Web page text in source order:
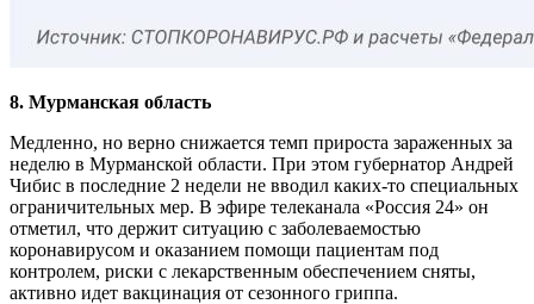
8. Мурманская область
Медленно, но верно снижается темп прироста зараженных за
неделю в Мурманской области. При этом губернатор Андрей
Чибис в последние 2 недели не вводил каких-то специальных
ограничительных мер. В эфире телеканала «Россия 24» он
отметил, что держит ситуацию с заболеваемостью
коронавирусом и оказанием помощи пациентам под
контролем, риски с лекарственным обеспечением сняты,
активно идет вакцинация от сезонного гриппа.